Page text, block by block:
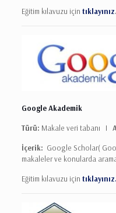
Eğitim kılavuzu için tıklayınız.
Google Akademik
Türü: Makale veri tabanı I
İçerik: Google Scholar(
makaleler ve konularda
Eğitim kılavuzu için tıklayınız.